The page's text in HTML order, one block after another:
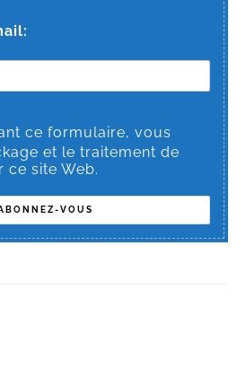
ce formulaire, vous
et le traitement de
ce site Web.